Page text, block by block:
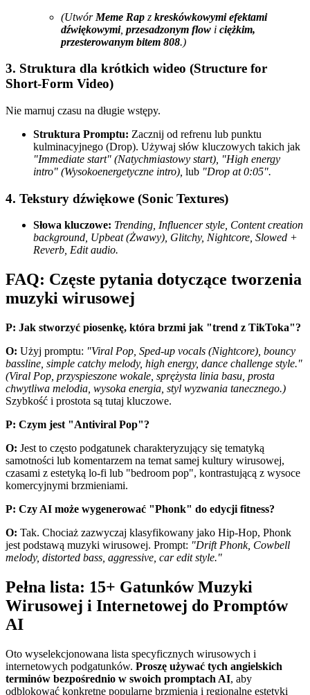
(Utwór Meme Rap z kreskówkowymi efektami
dźwiękowymi, przesadzonym flow i ciężkim,
przesterowanym bitem 808.)
3. Struktura dla krótkich wideo (Structure for
Short-Form Video)
Nie marnuj czasu na długie wstępy.
Struktura Promptu: Zacznij od refrenu lub punktu
kulminacyjnego (Drop). Używaj słów kluczowych takich jak
"Immediate start" (Natychmiastowy start), "High energy
intro" (Wysokoenergetyczne intro), lub "Drop at 0:05".
4. Tekstury dźwiękowe (Sonic Textures)
Słowa kluczowe: Trending, Influencer style, Content creation
background, Upbeat (Żwawy), Glitchy, Nightcore, Slowed +
Reverb, Edit audio.
FAQ: Częste pytania dotyczące tworzenia
muzyki wirusowej
P: Jak stworzyć piosenkę, która brzmi jak "trend z TikToka"?
O: Użyj promptu: "Viral Pop, Sped-up vocals (Nightcore), bouncy
bassline, simple catchy melody, high energy, dance challenge style."
(Viral Pop, przyspieszone wokale, sprężysta linia basu, prosta
chwytliwa melodia, wysoka energia, styl wyzwania tanecznego.)
Szybkość i prostota są tutaj kluczowe.
P: Czym jest "Antiviral Pop"?
O: Jest to często podgatunek charakteryzujący się tematyką
samotności lub komentarzem na temat samej kultury wirusowej,
czasami z estetyką lo-fi lub "bedroom pop", kontrastującą z wysoce
komercyjnymi brzmieniami.
P: Czy AI może wygenerować "Phonk" do edycji fitness?
O: Tak. Chociaż zazwyczaj klasyfikowany jako Hip-Hop, Phonk
jest podstawą muzyki wirusowej. Prompt: "Drift Phonk, Cowbell
melody, distorted bass, aggressive, car edit style."
Pełna lista: 15+ Gatunków Muzyki
Wirusowej i Internetowej do Promptów
AI
Oto wyselekcjonowana lista specyficznych wirusowych i
internetowych podgatunków. Proszę używać tych angielskich
terminów bezpośrednio w swoich promptach AI, aby
odblokować konkretne popularne brzmienia i regionalne estetyki